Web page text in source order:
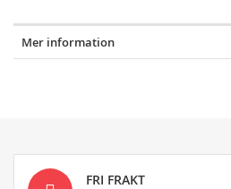
Mer information
FRI FRAKT